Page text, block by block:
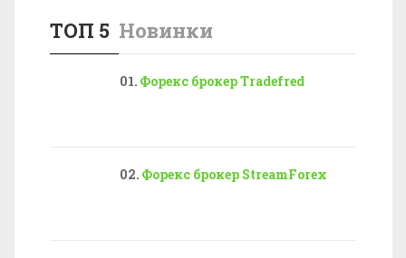
ТОП 5 Новинки
Форекс брокер Tradefred
Форекс брокер StreamForex